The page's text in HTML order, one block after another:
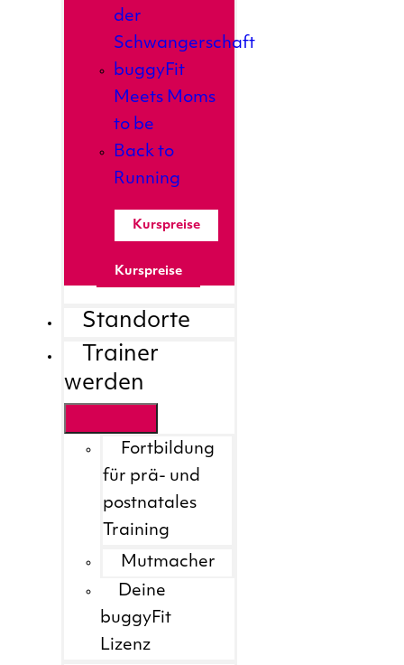
der
Schwangerschaft
buggyFit
Meets Moms
to be
Back to
Running
Kurspreise
Kurspreise
Standorte
Trainer
werden
Fortbildung
für prä- und
postnatales
Training
Mutmacher
Deine
buggyFit
Lizenz